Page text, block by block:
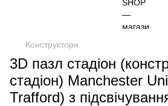
Конструктори
3D пазл стадіон
стадіон) Manchester
Trafford) з